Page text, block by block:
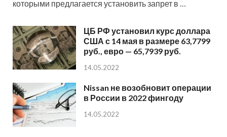
которыми предлагается установить запрет в …
ЦБ РФ установил курс доллара
США с 14 мая в размере 63,7799
руб., евро — 65,7939 руб.
14.05.2022
Nissan не возобновит операции
в России в 2022 фингоду
14.05.2022